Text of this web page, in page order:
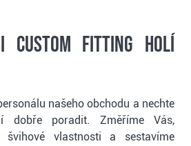
custom fitting holí
našeho obchodu a nechte
poradit. Změříme Vás,
švihové vlastnosti a sestavíme